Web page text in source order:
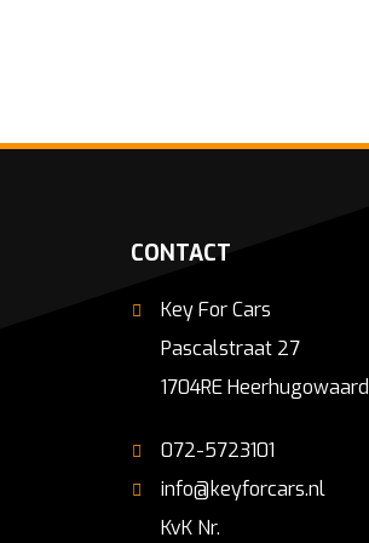
CONTACT
Key For Cars
Pascalstraat 27
1704RE Heerhugowaard
072-5723101
info@keyforcars.nl
KvK Nr.